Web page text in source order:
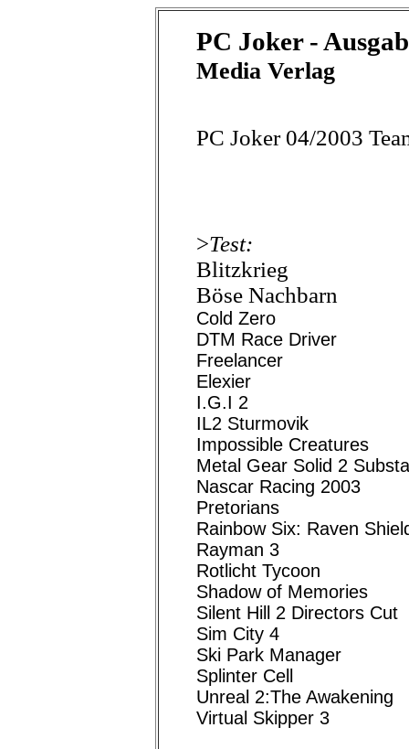
PC Joker -
Media Verlag
PC Joker 04/2003
>Test:
Blitzkrieg
Böse Nachbarn
Cold Zero
DTM Race Driver
Freelancer
Elexier
I.G.I 2
IL2 Sturmovik
Impossible Creatures
Metal Gear Solid 2
Nascar Racing 2003
Pretorians
Rainbow Six: Raven
Rayman 3
Rotlicht Tycoon
Shadow of Memories
Silent Hill 2 Directors Cut
Sim City 4
Ski Park Manager
Splinter Cell
Unreal 2:The Awakening
Virtual Skipper 3